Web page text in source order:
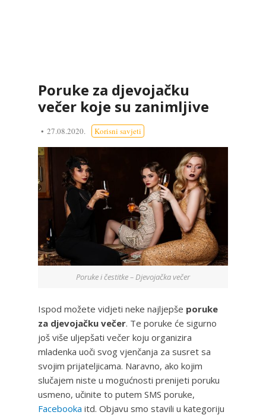
Poruke za djevojačku
večer koje su zanimljive
27.08.2020. Korisni savjeti
Poruke i čestitke – Djevojačka večer
Ispod možete vidjeti neke najljepše poruke
za djevojačku večer. Te poruke će sigurno
još više uljepšati večer koju organizira
mladenka uoči svog vjenčanja za susret sa
svojim prijateljicama. Naravno, ako kojim
slučajem niste u mogućnosti prenijeti poruku
usmeno, učinite to putem SMS poruke,
Facebooka itd. Objavu smo stavili u kategoriju